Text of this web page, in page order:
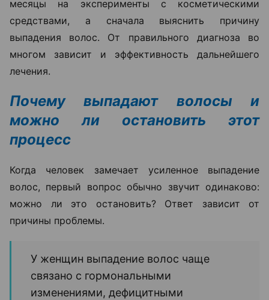
месяцы на эксперименты с косметическими
средствами, а сначала выяснить причину
выпадения волос. От правильного диагноза во
многом зависит и эффективность дальнейшего
лечения.
Почему выпадают волосы и
можно ли остановить этот
процесс
Когда человек замечает усиленное выпадение
волос, первый вопрос обычно звучит одинаково:
можно ли это остановить? Ответ зависит от
причины проблемы.
У женщин выпадение волос чаще
связано с гормональными
изменениями, дефицитными